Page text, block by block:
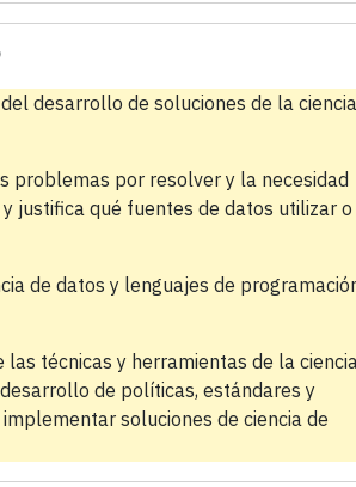
desarrollo de soluciones de la ciencia
problemas por resolver y la necesidad
justifica qué fuentes de datos utilizar o
de datos y lenguajes de
técnicas y herramientas de la
de políticas, estándares y
soluciones de ciencia de